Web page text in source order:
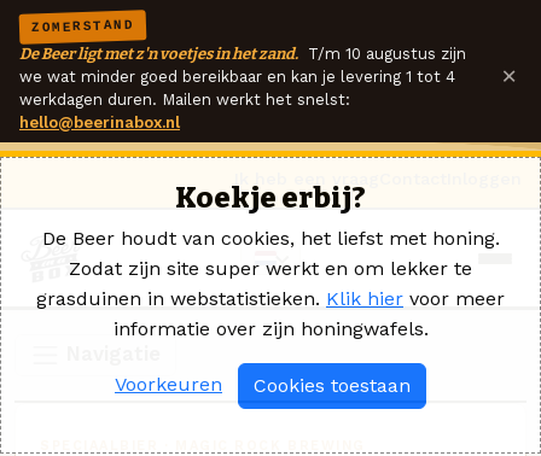
ZOMERSTAND
De Beer ligt met z'n voetjes in het zand. T/m 10 augustus zijn
we wat minder goed bereikbaar en kan je levering 1 tot 4
werkdagen duren. Mailen werkt het snelst:
hello@beerinabox.nl
×
Koekje erbij?
De Beer houdt van cookies, het liefst met honing.
Zodat zijn site super werkt en om lekker te
grasduinen in webstatistieken. Klik hier voor meer
informatie over zijn honingwafels.
Voorkeuren Cookies toestaan